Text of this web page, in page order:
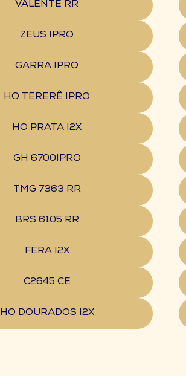
VALENTE RR
ZEUS IPRO
GARRA IPRO
HO TERERÊ IPRO
HO PRATA I2X
GH 6700IPRO
TMG 7363 RR
BRS 6105 RR
FERA I2X
C2645 CE
HO DOURADOS I2X